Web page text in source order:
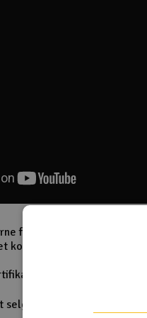
for tilbud på GSE in roof
komplett system.
finnes under linker.
selges stykkvis - du trenger